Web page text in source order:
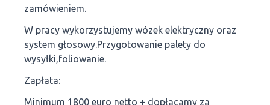
zamówieniem.
W pracy wykorzystujemy wózek elektryczny oraz
system głosowy.Przygotowanie palety do
wysyłki,foliowanie.
Zapłata:
Minimum 1800 euro netto + dopłacamy za